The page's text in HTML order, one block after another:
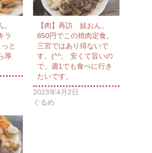
ラ
と
厚
【肉】再訪 妓おん。
850円でこの焼肉定食。
三宮ではあり得ないで
す。(^^; 安くて旨いの
で、週1でも食べに行き
たいです。
2023年4月2日
ぐるめ